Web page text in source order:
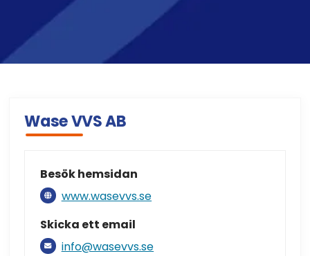
Wase VVS AB
Besök hemsidan
www.wasevvs.se
Skicka ett email
info@wasevvs.se